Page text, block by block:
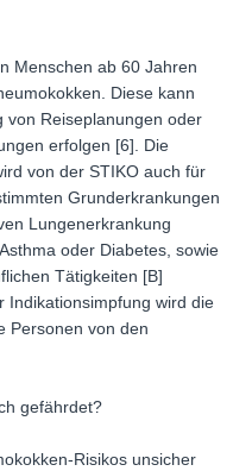
Menschen ab 60 Jahren
Diese kann
von Reiseplanungen oder
erfolgen [6]. Die
von der STIKO auch für
Grunderkrankungen
Lungenerkrankung
oder Diabetes, sowie
Tätigkeiten [B]
Indikationsimpfung wird die
Personen von den
gefährdet?
Risikos unsicher